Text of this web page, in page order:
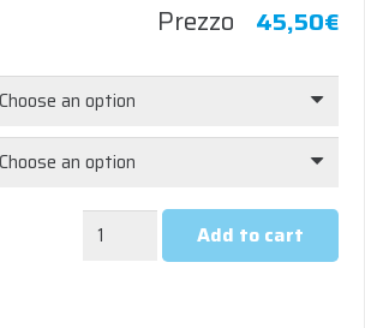
Prezzo 45,50€
UNDERWEAR Add to cart